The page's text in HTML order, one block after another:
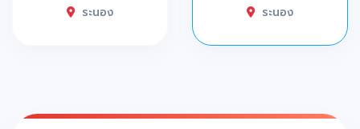
ระนอง ระนอง